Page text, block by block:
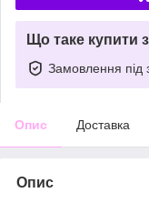
Що таке купити
Замовлення під
Опис Доставка
Опис